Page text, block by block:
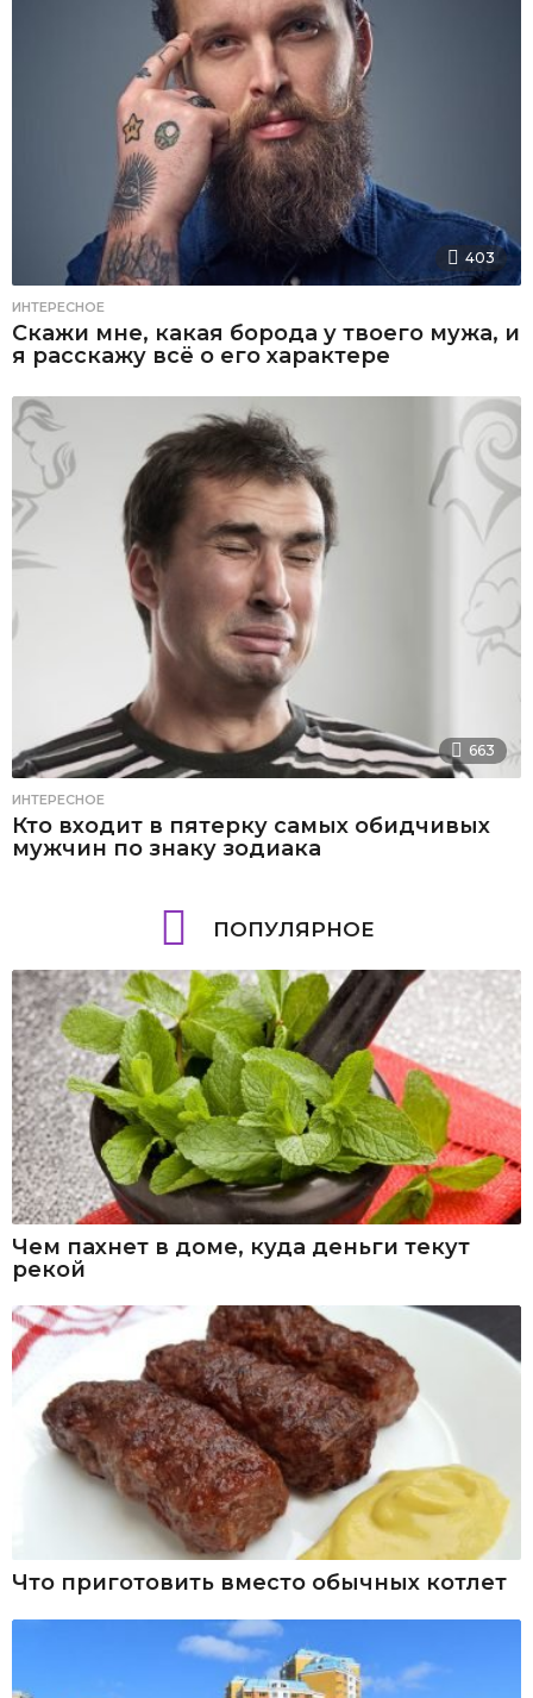
403
ИНТЕРЕСНОЕ
Скажи мне, какая борода у твоего мужа, и
я расскажу всё о его характере
663
ИНТЕРЕСНОЕ
Кто входит в пятерку самых обидчивых
мужчин по знаку зодиака
ПОПУЛЯРНОЕ
Чем пахнет в доме, куда деньги текут
рекой
Что приготовить вместо обычных котлет